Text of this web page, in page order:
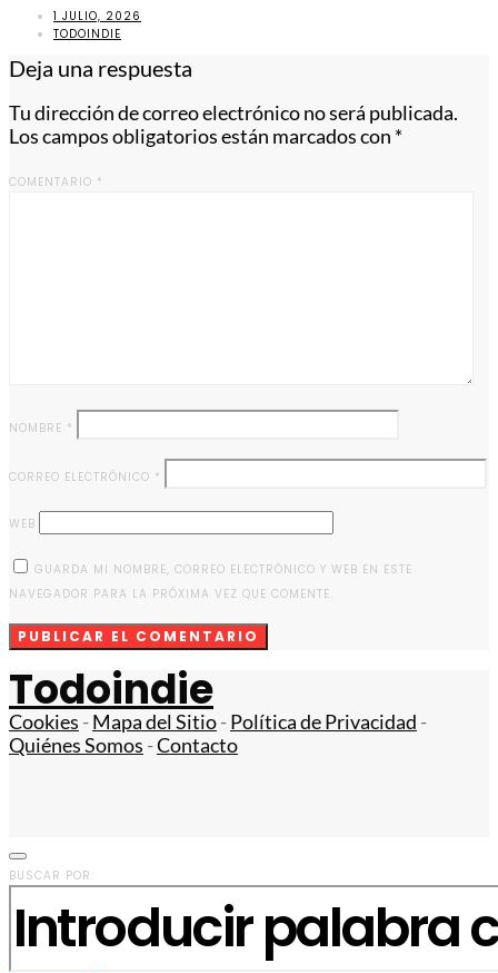
1 JULIO, 2026
TODOINDIE
Deja una respuesta
Tu dirección de correo electrónico no será publicada.
Los campos obligatorios están marcados con *
COMENTARIO *
NOMBRE *
CORREO ELECTRÓNICO *
WEB
GUARDA MI NOMBRE, CORREO ELECTRÓNICO Y WEB EN ESTE
NAVEGADOR PARA LA PRÓXIMA VEZ QUE COMENTE.
Todoindie
Cookies -Mapa del Sitio-Política de Privacidad -
Quiénes Somos -Contacto
BUSCAR POR: